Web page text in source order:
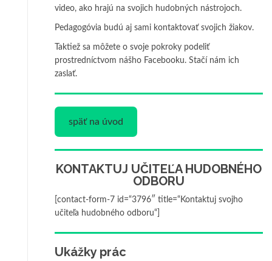
video, ako hrajú na svojich hudobných nástrojoch.
Pedagogóvia budú aj sami kontaktovať svojich žiakov.
Taktiež sa môžete o svoje pokroky podeliť
prostredníctvom nášho Facebooku. Stačí nám ich
zaslať.
späť na úvod
KONTAKTUJ UČITEĽA HUDOBNÉHO
ODBORU
[contact-form-7 id=“3796″ title=“Kontaktuj svojho
učiteľa hudobného odboru“]
Ukážky prác